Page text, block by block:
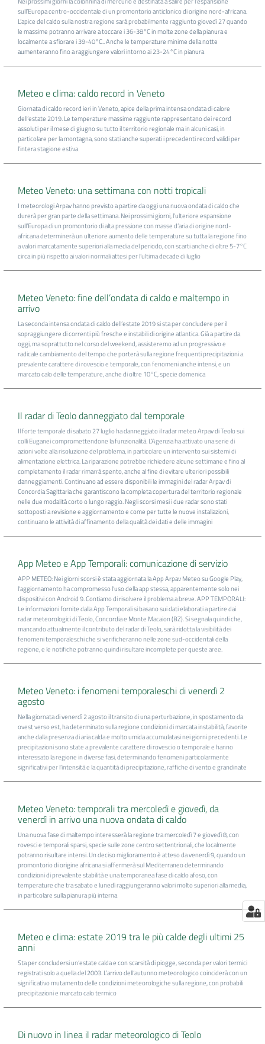
sull’Europa centro-occidentale di un promontorio anticlonico di origine nord-africana.
L’apice del caldo sulla nostra regione sarà probabilmente raggiunto giovedì 27 quando
le massime potranno arrivare a toccare i 36-38°C in molte zone della pianura e
localmente a sfiorare i 39-40°C.. Anche le temperature minime della notte
aumenteranno fino a raggiungere valori intorno ai 23-24°C in pianura
Meteo e clima: caldo record in Veneto
Giornata di caldo record ieri in Veneto, apice della prima intensa ondata di calore
dell’estate 2019. Le temperature massime raggiunte rappresentano dei record
assoluti per il mese di giugno su tutto il territorio regionale ma in alcuni casi, in
particolare per la montagna, sono stati anche superati i precedenti record validi per
l’intera stagione estiva
Meteo Veneto: una settimana con notti tropicali
I meteorologi Arpav hanno previsto a partire da oggi una nuova ondata di caldo che
durerà per gran parte della settimana. Nei prossimi giorni, l’ulteriore espansione
sull’Europa di un promontorio di alta pressione con masse d’aria di origine nord-
africana determinerà un ulteriore aumento delle temperature su tutta la regione fino
a valori marcatamente superiori alla media del periodo, con scarti anche di oltre 5-7°C
circa in più rispetto ai valori normali attesi per l’ultima decade di luglio
Meteo Veneto: fine dell’ondata di caldo e maltempo in
arrivo
La seconda intensa ondata di caldo dell’estate 2019 si sta per concludere per il
sopraggiungere di correnti più fresche e instabili di origine atlantica. Già a partire da
oggi, ma soprattutto nel corso del weekend, assisteremo ad un progressivo e
radicale cambiamento del tempo che porterà sulla regione frequenti precipitazioni a
prevalente carattere di rovescio e temporale, con fenomeni anche intensi, e un
marcato calo delle temperature, anche di oltre 10°C, specie domenica
Il radar di Teolo danneggiato dal temporale
Il forte temporale di sabato 27 luglio ha danneggiato il radar meteo Arpav di Teolo sui
colli Euganei compromettendone la funzionalità. L’Agenzia ha attivato una serie di
azioni volte alla risoluzione del problema, in particolare un intervento sui sistemi di
alimentazione elettrica. La riparazione potrebbe richiedere alcune settimane e fino al
completamento il radar rimarrà spento, anche al fine di evitare ulteriori possibili
danneggiamenti. Continuano ad essere disponibili le immagini del radar Arpav di
Concordia Sagittaria che garantiscono la completa copertura del territorio regionale
nelle due modalità corto o lungo raggio. Negli scorsi mesi i due radar sono stati
sottoposti a revisione e aggiornamento e come per tutte le nuove installazioni,
continuano le attività di affinamento della qualità dei dati e delle immagini
App Meteo e App Temporali: comunicazione di servizio
APP METEO: Nei giorni scorsi è stata aggiornata la App Arpav Meteo su Google Play,
l'aggiornamento ha compromesso l'uso della app stessa, apparentemente solo nei
dispositivi con Android 9. Contiamo di risolvere il problema a breve. APP TEMPORALI:
Le informazioni fornite dalla App Temporali si basano sui dati elaborati a partire dai
radar meteorologici di Teolo, Concordia e Monte Macaion (BZ). Si segnala quindi che,
mancando attualmente il contributo del radar di Teolo, sarà ridotta la visibilità dei
fenomeni temporaleschi che si verificheranno nelle zone sud-occidentali della
regione, e le notifiche potranno quindi risultare incomplete per queste aree.
Meteo Veneto: i fenomeni temporaleschi di venerdì 2
agosto
Nella giornata di venerdì 2 agosto il transito di una perturbazione, in spostamento da
ovest verso est, ha determinato sulla regione condizioni di marcata instabilità, favorite
anche dalla presenza di aria calda e molto umida accumulatasi nei giorni precedenti. Le
precipitazioni sono state a prevalente carattere di rovescio o temporale e hanno
interessato la regione in diverse fasi, determinando fenomeni particolarmente
significativi per l’intensità e la quantità di precipitazione, raffiche di vento e grandinate
Meteo Veneto: temporali tra mercoledì e giovedì, da
venerdì in arrivo una nuova ondata di caldo
Una nuova fase di maltempo interesserà la regione tra mercoledì 7 e giovedì 8, con
rovesci e temporali sparsi, specie sulle zone centro settentrionali, che localmente
potranno risultare intensi. Un deciso miglioramento è atteso da venerdì 9, quando un
promontorio di origine africana si affermerà sul Mediterraneo determinando
condizioni di prevalente stabilità e una temporanea fase di caldo afoso, con
temperature che tra sabato e lunedì raggiungeranno valori molto superiori alla media,
in particolare sulla pianura più interna
Meteo e clima: estate 2019 tra le più calde degli ultimi 25
anni
Sta per concludersi un’estate calda e con scarsità di piogge, seconda per valori termici
registrati solo a quella del 2003. L’arrivo dell’autunno meteorologico coinciderà con un
significativo mutamento delle condizioni meteorologiche sulla regione, con probabili
precipitazioni e marcato calo termico
Di nuovo in linea il radar meteorologico di Teolo